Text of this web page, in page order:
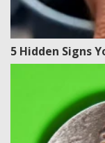
5 Hidden Signs